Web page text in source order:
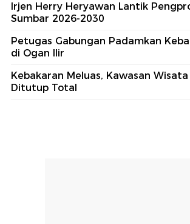
Irjen Herry Heryawan Lantik
Sumbar 2026-2030
Petugas Gabungan Padamkan
di Ogan Ilir
Kebakaran Meluas, Kawasan
Ditutup Total